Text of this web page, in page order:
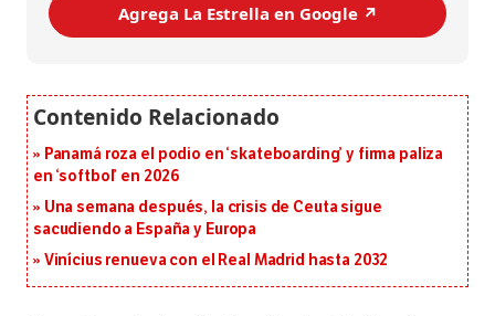
Agrega La Estrella en Google ↗️
Panamá roza el podio en ‘skateboarding’ y firma paliza
en ‘softbol’ en 2026
Una semana después, la crisis de Ceuta sigue
sacudiendo a España y Europa
Vinícius renueva con el Real Madrid hasta 2032